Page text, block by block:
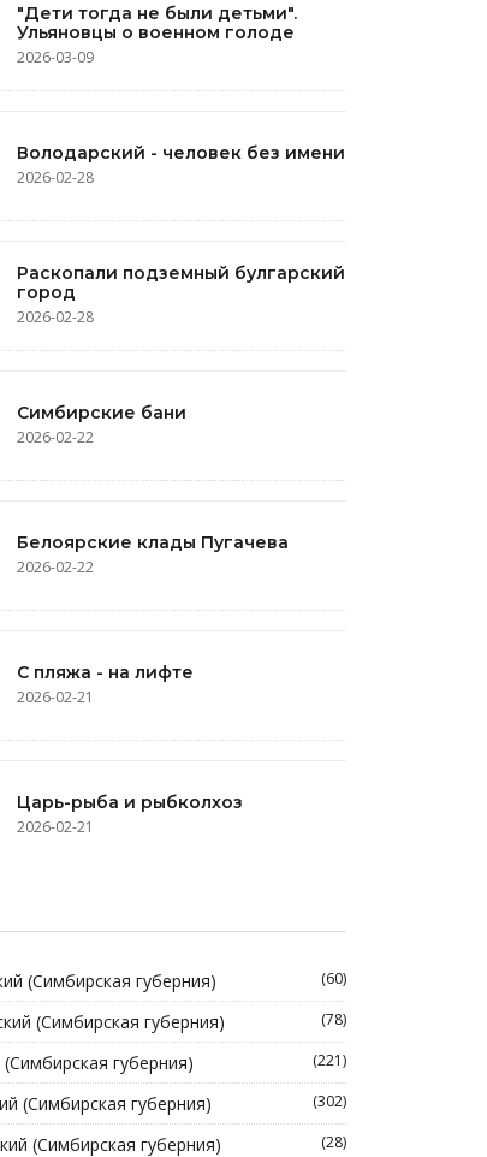
"Дети тогда не были детьми".
Ульяновцы о военном голоде
2026-03-09
Володарский - человек без имени
2026-02-28
Раскопали подземный булгарский
город
2026-02-28
Симбирские бани
2026-02-22
Белоярские клады Пугачева
2026-02-22
С пляжа - на лифте
2026-02-21
Царь-рыба и рыбколхоз
2026-02-21
(Симбирская губерния) (60)
(Симбирская губерния) (78)
(Симбирская губерния) (221)
(Симбирская губерния) (302)
(Симбирская губерния) (28)